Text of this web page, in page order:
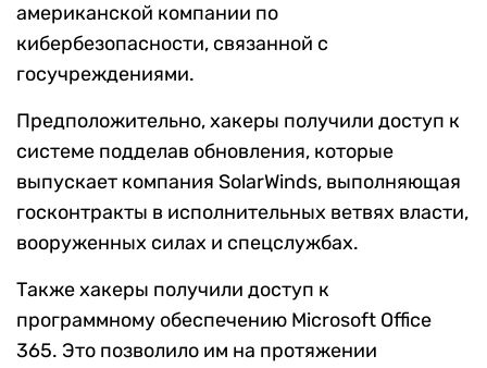
американской компании по
кибербезопасности, связанной с
госучреждениями.
Предположительно, хакеры получили доступ к
системе подделав обновления, которые
выпускает компания SolarWinds, выполняющая
госконтракты в исполнительных ветвях власти,
вооруженных силах и спецслужбах.
Также хакеры получили доступ к
программному обеспечению Microsoft Office
365. Это позволило им на протяжении